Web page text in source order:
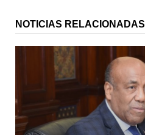
NOTICIAS RELACIONADAS